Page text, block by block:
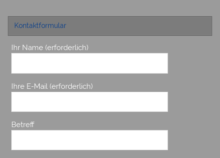
Kontaktformular
Ihr Name (erforderlich)
Ihre E-Mail (erforderlich)
Betreff